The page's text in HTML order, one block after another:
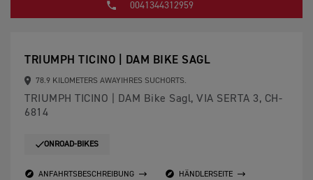
0041344312959
TRIUMPH TICINO | DAM BIKE SAGL
78.9 KILOMETERS AWAYIHRES SUCHORTS.
TRIUMPH TICINO | DAM Bike Sagl, VIA SERTA 3, CH-
6814
ONROAD-BIKES
ANFAHRTSBESCHREIBUNG HÄNDLERSEITE